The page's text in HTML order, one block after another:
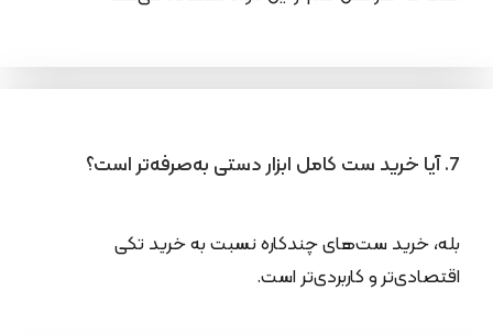
7. آیا خرید ست کامل ابزار دستی به‌صرفه‌تر است؟
بله، خرید ست‌های چندکاره نسبت به خرید تکی
اقتصادی‌تر و کاربردی‌تر است.